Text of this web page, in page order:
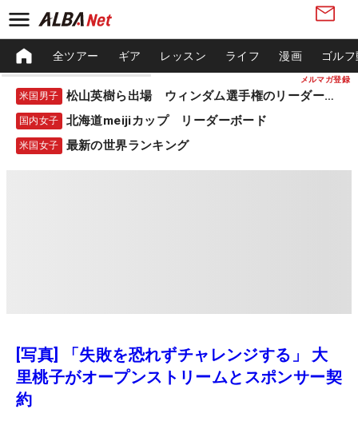
メルマガ登録
全ツアー ギア レッスン ライフ 漫画 ゴル
米国男子 松山英樹ら出場 ウィンダム選手権のリーダーボード
国内女子 北海道meijiカップ リーダーボード
米国女子 最新の世界ランキング
[写真] 「失敗を恐れずチャレンジする」 大
里桃子がオープンストリームとスポンサー契
約